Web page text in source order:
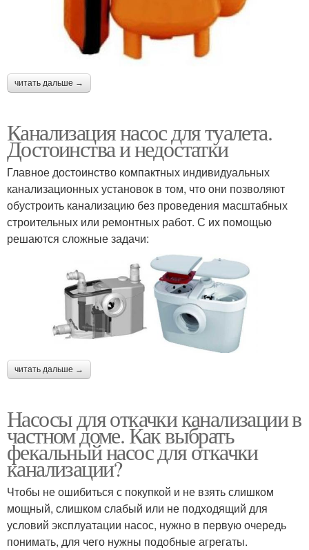
читать дальше →
Канализация насос для туалета.
Достоинства и недостатки
Главное достоинство компактных индивидуальных
канализационных установок в том, что они позволяют
обустроить канализацию без проведения масштабных
строительных или ремонтных работ. С их помощью
решаются сложные задачи:
читать дальше →
Насосы для откачки канализации в
частном доме. Как выбрать
фекальный насос для откачки
канализации?
Чтобы не ошибиться с покупкой и не взять слишком
мощный, слишком слабый или не подходящий для
условий эксплуатации насос, нужно в первую очередь
понимать, для чего нужны подобные агрегаты.